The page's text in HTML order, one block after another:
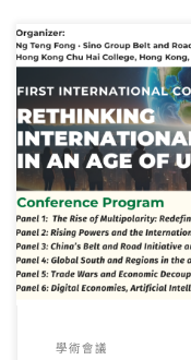
抱歉，此内容僅提供
學術會議